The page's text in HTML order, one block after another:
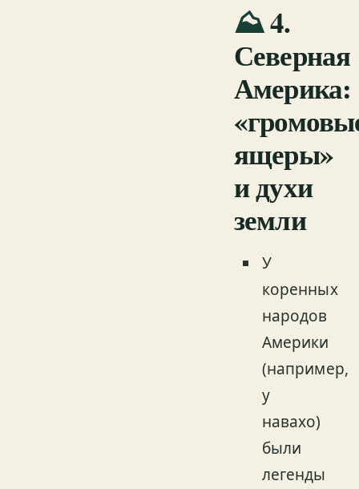
⛰️4.
Северная
Америка:
ящеры»
и духи
земли
У
коренных
народов
Америки
(например,
у
навахо)
были
легенды